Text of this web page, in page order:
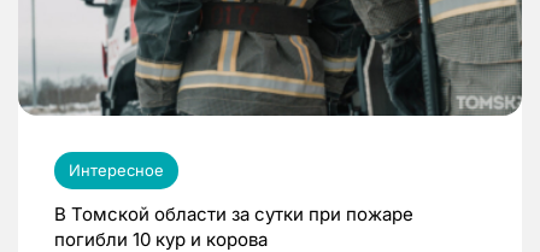
Интересное
В Томской области за сутки при пожаре
погибли 10 кур и корова